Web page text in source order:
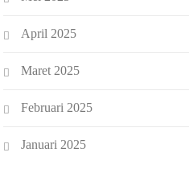
April 2025
Maret 2025
Februari 2025
Januari 2025